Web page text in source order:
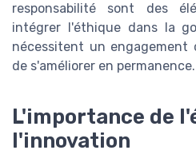
responsabilité sont des
intégrer l'éthique dans la
nécessitent un
de s'améliorer en permanence.
L'importance de
l'innovation